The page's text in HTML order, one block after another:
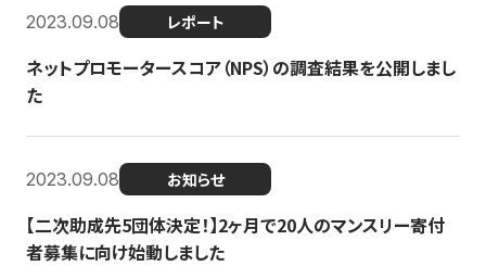
2023.09.08 レポート
ネットプロモータースコア（NPS）の調査結果を公開しまし
た
2023.09.08 お知らせ
【二次助成先5団体決定！】2ヶ月で20人のマンスリー寄付
者募集に向け始動しました